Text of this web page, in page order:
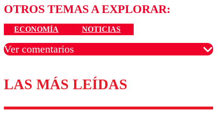
OTROS TEMAS A EXPLORAR:
ECONOMÍA NOTICIAS
Ver comentarios
Los comentarios son moderados para garantizar un
diálogo respetuoso.
LAS MÁS LEÍDAS